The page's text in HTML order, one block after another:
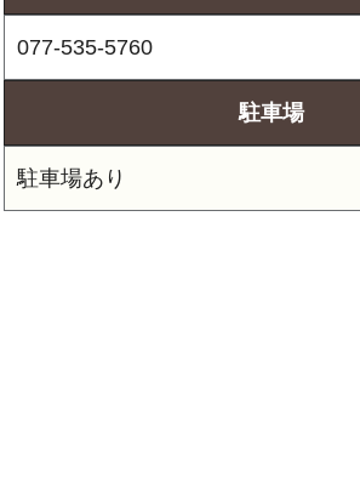
077-535-5760
駐車場
駐車場あり